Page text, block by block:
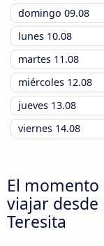
domingo 09.08
lunes 10.08
martes 11.08
miércoles 12.08
jueves 13.08
viernes 14.08
El
viajar desde
Teresita